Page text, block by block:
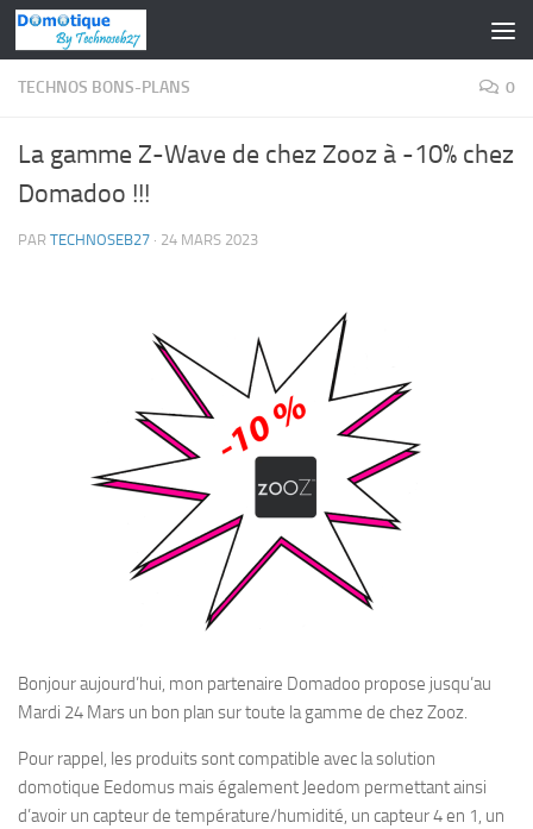
Skip to content
TECHNOS BONS-PLANS 0
La gamme Z-Wave de chez Zooz à -10% chez
Domadoo !!!
PAR TECHNOSEB27 · 24 MARS 2023
Bonjour aujourd’hui, mon partenaire Domadoo propose jusqu’au
Mardi 24 Mars un bon plan sur toute la gamme de chez Zooz.
Pour rappel, les produits sont compatible avec la solution
domotique Eedomus mais également Jeedom permettant ainsi
d’avoir un capteur de température/humidité, un capteur 4 en 1, un